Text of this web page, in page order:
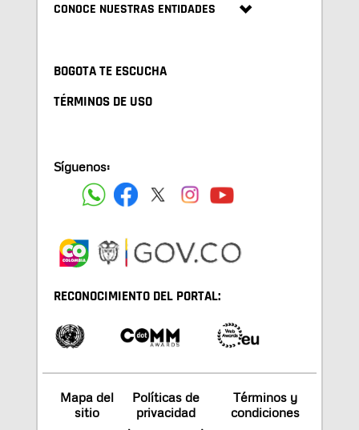
CONOCE NUESTRAS ENTIDADES
BOGOTA TE ESCUCHA
TÉRMINOS DE USO
Síguenos:
RECONOCIMIENTO DEL PORTAL:
Mapa del
sitio
Políticas de
privacidad
Términos y
condiciones